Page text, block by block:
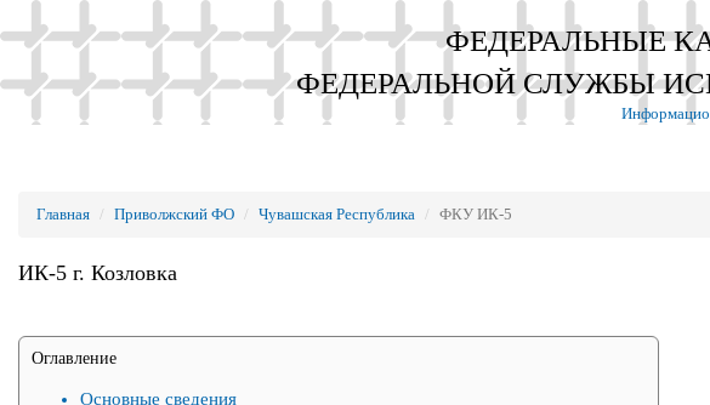
ФЕДЕРАЛЬНЫЕ
ФЕДЕРАЛЬНОЙ СЛУЖБЫ
Главная Приволжский ФО Чувашская Республика ФКУ ИК-5
ИК-5 г. Козловка
Оглавление
Основные сведения